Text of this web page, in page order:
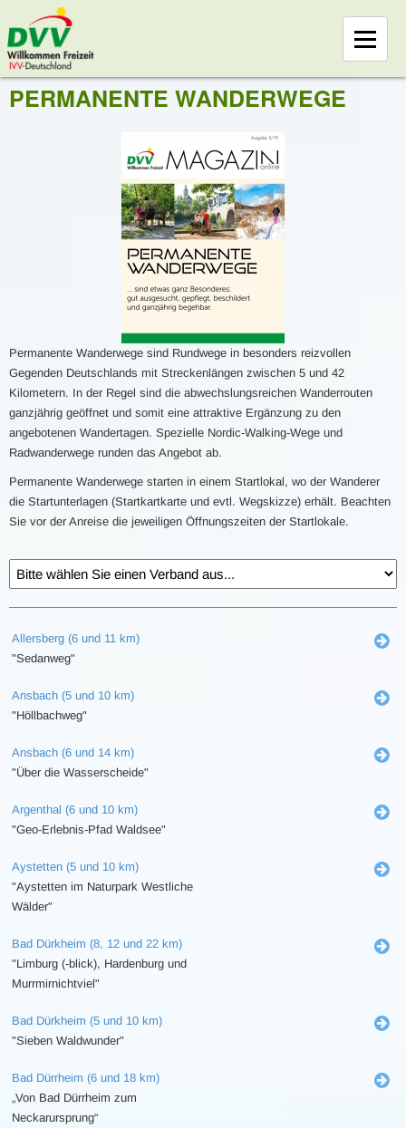
PERMANENTE WANDERWEGE
Permanente Wanderwege sind Rundwege in besonders reizvollen
Gegenden Deutschlands mit Streckenlängen zwischen 5 und 42
Kilometern. In der Regel sind die abwechslungsreichen Wanderrouten
ganzjährig geöffnet und somit eine attraktive Ergänzung zu den
angebotenen Wandertagen. Spezielle Nordic-Walking-Wege und
Radwanderwege runden das Angebot ab.
Permanente Wanderwege starten in einem Startlokal, wo der Wanderer
die Startunterlagen (Startkartkarte und evtl. Wegskizze) erhält. Beachten
Sie vor der Anreise die jeweiligen Öffnungszeiten der Startlokale.
Allersberg (6 und 11 km)
"Sedanweg"
Ansbach (5 und 10 km)
"Höllbachweg"
Ansbach (6 und 14 km)
"Über die Wasserscheide"
Argenthal (6 und 10 km)
"Geo-Erlebnis-Pfad Waldsee"
Aystetten (5 und 10 km)
"Aystetten im Naturpark Westliche
Wälder"
Bad Dürkheim (8, 12 und 22 km)
"Limburg (-blick), Hardenburg und
Murrmirnichtviel"
Bad Dürkheim (5 und 10 km)
"Sieben Waldwunder"
Bad Dürrheim (6 und 18 km)
„Von Bad Dürrheim zum
Neckarursprung“